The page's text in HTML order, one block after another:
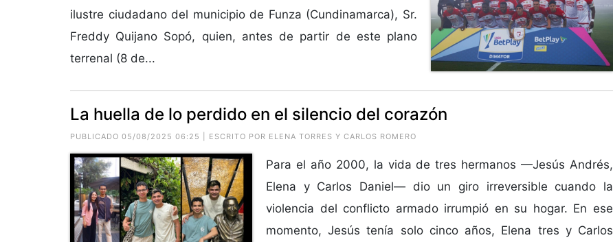
ilustre ciudadano del municipio de Funza (Cundinamarca), Sr.
Freddy Quijano Sopó, quien, antes de partir de este plano
terrenal (8 de...
La huella de lo perdido en el silencio del corazón
PUBLICADO 05/08/2025 06:25 | ESCRITO POR ELENA TORRES Y CARLOS ROMERO
Para el año 2000, la vida de tres hermanos —Jesús Andrés,
Elena y Carlos Daniel— dio un giro irreversible cuando la
violencia del conflicto armado irrumpió en su hogar. En ese
momento, Jesús tenía solo cinco años, Elena tres y Carlos